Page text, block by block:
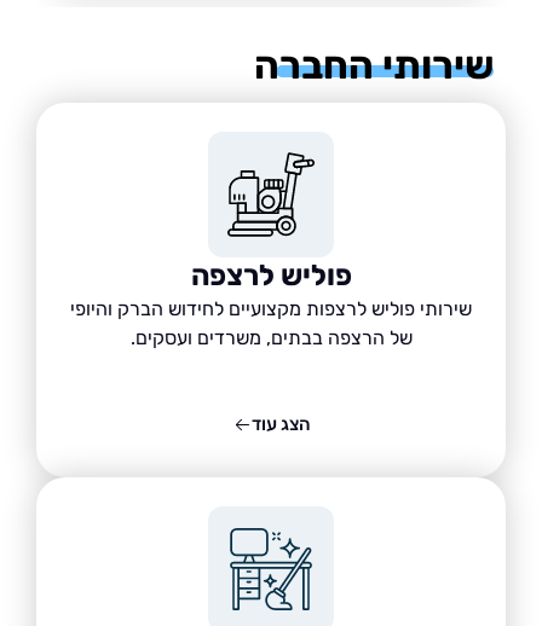
החברה
פוליש לרצפה
שירותי פוליש לרצפות מקצועיים לחידוש הברק והיופי
של הרצפה בבתים, משרדים ועסקים.